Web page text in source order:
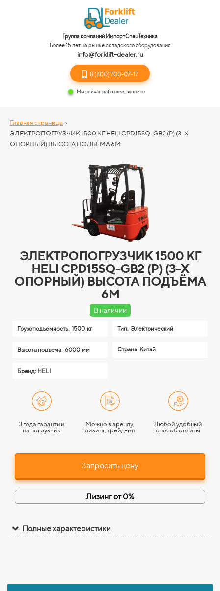
Группа компаний ИмпортСпецТехника
Более 15 лет на рынке складского оборудования
info@forklift-dealer.ru
8 (800) 700-07-17
Мы сейчас работаем, звоните
Главная страница ›
ЭЛЕКТРОПОГРУЗЧИК 1500 КГ HELI CPD15SQ-GB2 (P) (3-Х
ОПОРНЫЙ) ВЫСОТА ПОДЪЁМА 6М
ЭЛЕКТРОПОГРУЗЧИК 1500 КГ
HELI CPD15SQ-GB2 (P) (3-Х
ОПОРНЫЙ) ВЫСОТА ПОДЪЁМА
6М
В наличии
Грузоподъемность: 1500 кг Тип: Электрический
Высота подъема: 6000 мм Страна: Китай
Бренд: HELI
3 года гарантии
на погрузчик
Можно в аренду,
лизинг, трейд-ин
Любой удобный
способ оплаты
Запросить цену
Лизинг от 0%
Полные характеристики